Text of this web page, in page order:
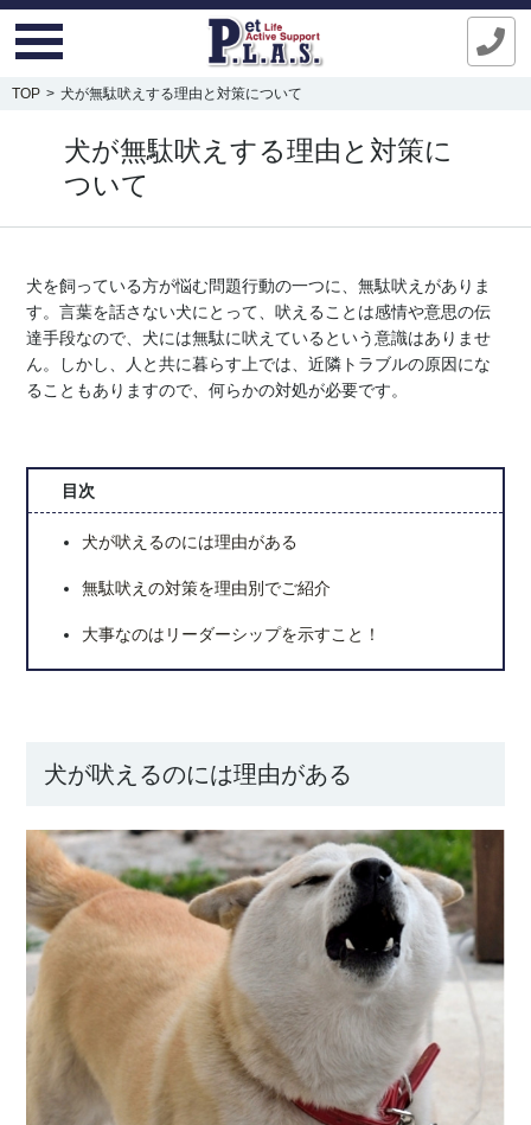
TOP 犬が無駄吠えする理由と対策について
犬が無駄吠えする理由と対策に
ついて
犬を飼っている方が悩む問題行動の一つに、無駄吠えがありま
す。言葉を話さない犬にとって、吠えることは感情や意思の伝
達手段なので、犬には無駄に吠えているという意識はありませ
ん。しかし、人と共に暮らす上では、近隣トラブルの原因にな
ることもありますので、何らかの対処が必要です。
目次
犬が吠えるのには理由がある
無駄吠えの対策を理由別でご紹介
大事なのはリーダーシップを示すこと！
犬が吠えるのには理由がある